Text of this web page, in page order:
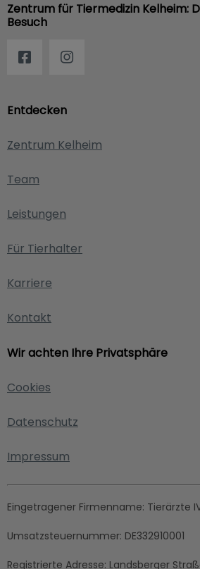
Entdecken
Zentrum Kelheim
Team
Leistungen
Für Tierhalter
Karriere
Kontakt
Wir achten Ihre Privatsphäre
Cookies
Datenschutz
Impressum
Zentrum für Tiermedizin Kelheim:
Besuch
Eingetragener Firmenname: Tierärzte
Umsatzsteuernummer: DE332910001
Registrierte Adresse: Landsberger